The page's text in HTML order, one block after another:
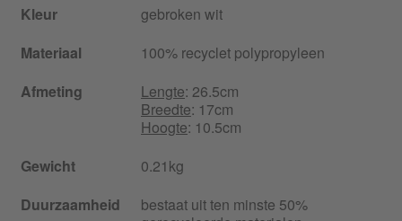
Kleur
gebroken wit
Materiaal
100% recyclet polypropyleen
Afmeting
Lengte: 26.5cm
Breedte: 17cm
Hoogte: 10.5cm
Gewicht
0.21kg
Duurzaamheid
bestaat uit ten minste 50%